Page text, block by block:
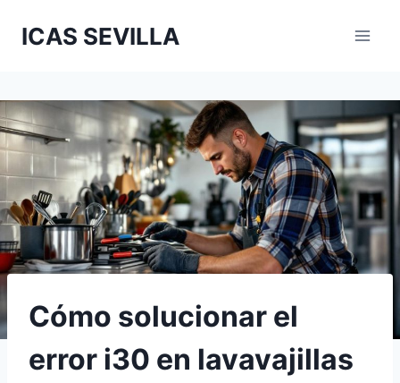
ICAS SEVILLA
Cómo solucionar el
error i30 en lavavajillas